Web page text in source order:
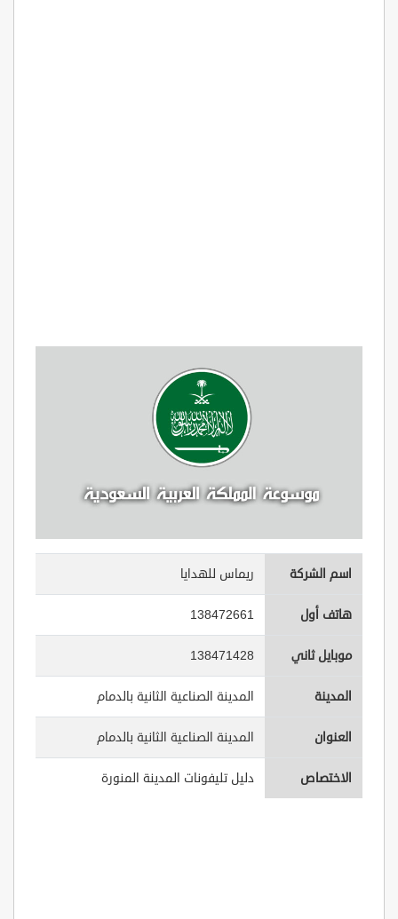
اسم الشركة ريماس للهدايا
هاتف أول 138472661
موبايل ثاني 138471428
المدينة المدينة الصناعية الثانية بالدمام
العنوان المدينة الصناعية الثانية بالدمام
الاختصاص دليل تليفونات المدينة المنورة